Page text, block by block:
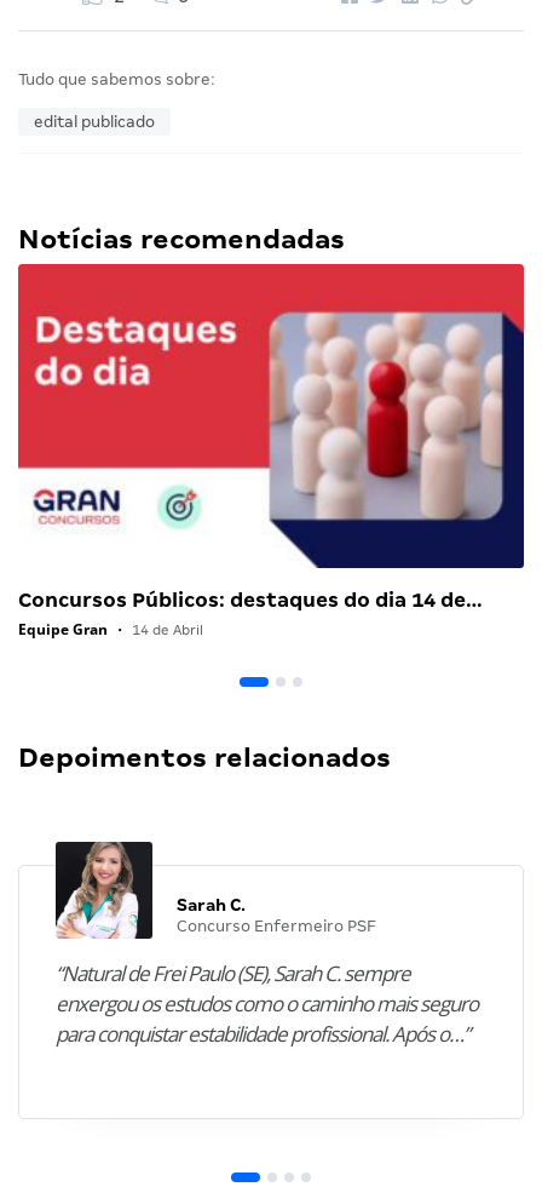
Tudo que sabemos sobre:
edital publicado
Notícias recomendadas
Concursos Públicos: destaques do dia 14 de…
Equipe Gran • 14 de Abril
Depoimentos relacionados
Sarah C.
Concurso Enfermeiro PSF
“Natural de Frei Paulo (SE), Sarah C. sempre
enxergou os estudos como o caminho mais seguro
para conquistar estabilidade profissional. Após o…”